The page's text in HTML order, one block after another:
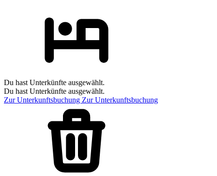
Du hast Unterkünfte ausgewählt.
Du hast Unterkünfte ausgewählt.
Zur Unterkunftsbuchung Zur Unterkunftsbuchung